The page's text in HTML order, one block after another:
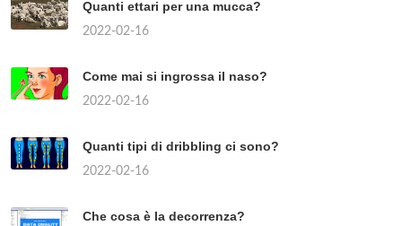
Quanti ettari per una mucca?
2022-02-16
Come mai si ingrossa il naso?
2022-02-16
Quanti tipi di dribbling ci sono?
2022-02-16
Che cosa è la decorrenza?